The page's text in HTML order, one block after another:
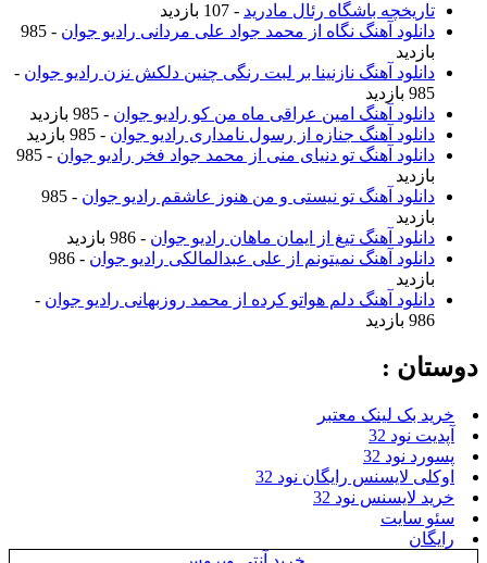
تاریخچه باشگاه رئال مادرید - 107 بازدید
دانلود آهنگ نگاه از محمد جواد علی مردانی رادیو جوان
- 985
بازدید
دانلود آهنگ نازنینا بر لبت رنگی چنین دلکش نزن رادیو جوان -
985 بازدید
دانلود آهنگ امین عراقی ماه من کو رادیو جوان - 985 بازدید
دانلود آهنگ جنازه از رسول نامداری رادیو جوان - 985 بازدید
دانلود آهنگ تو دنیای منی از محمد جواد فخر رادیو جوان
- 985
بازدید
دانلود آهنگ تو نیستی و من هنوز عاشقم رادیو جوان
- 985
بازدید
دانلود آهنگ تیغ از ایمان ماهان رادیو جوان - 986 بازدید
دانلود آهنگ نمیتونم از علی عبدالمالکی رادیو جوان
- 986
بازدید
دانلود آهنگ دلم هواتو کرده از محمد روزبهانی رادیو جوان -
986 بازدید
دوستان :
خرید بک لینک معتبر
آپدیت نود 32
پسورد نود 32
اوکلی لایسنس رایگان نود 32
خرید لایسنس نود 32
سئو سایت
رایگان